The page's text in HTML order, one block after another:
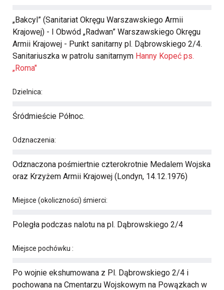
„Bakcyl” (Sanitariat Okręgu Warszawskiego Armii
Krajowej) - I Obwód „Radwan” Warszawskiego Okręgu
Armii Krajowej - Punkt sanitarny pl. Dąbrowskiego 2/4.
Sanitariuszka w patrolu sanitarnym Hanny Kopeć ps.
„Roma"
Dzielnica:
Śródmieście Północ.
Odznaczenia:
Odznaczona pośmiertnie czterokrotnie Medalem Wojska
oraz Krzyżem Armii Krajowej (Londyn, 14.12.1976)
Miejsce (okoliczności) śmierci:
Poległa podczas nalotu na pl. Dąbrowskiego 2/4
Miejsce pochówku :
Po wojnie ekshumowana z Pl. Dąbrowskiego 2/4 i
pochowana na Cmentarzu Wojskowym na Powązkach w